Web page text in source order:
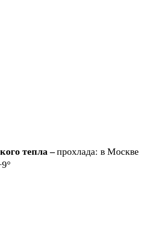
тепла –прохлада: в Москве